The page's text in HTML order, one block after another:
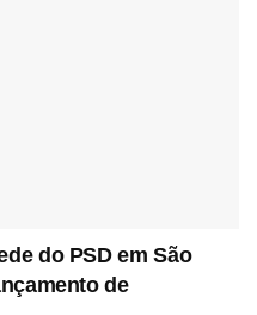
do PSD em São
de